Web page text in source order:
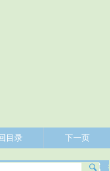
目录 下一页